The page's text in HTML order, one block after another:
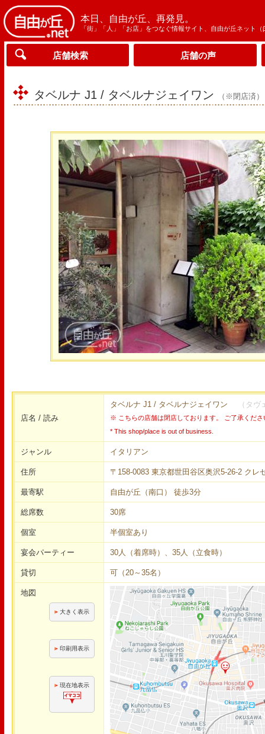
本日、自由が丘、再発見。
「街」「人」「お店」をつなぐ情報サイト、自由が丘ネット（
店舗検索 店舗の声
タベルナ J1 / タベルナジェイワン （※閉店済）
店名 / 読み
タベルナ J1 / タベルナジェイワン （タ
※ こちらの店舗は閉店しております。 ご了承くださ
* This shop/place is out of business.
ジャンル イタリアン
住所 〒158-0083 東京都世田谷区奥沢5-26-2 クレ
最寄駅 自由が丘（南口） 徒歩3分
総席数 30席
個室 半個室あり
宴会パーティー 30人（着席時）、35人（立食時）
貸切 可（20～35名）
地図
大きく表示
印刷用表示
現在地表示